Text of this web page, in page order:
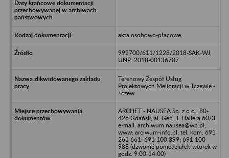
akta osobowo-płacowe
992700/611/1228/2018-SAK-WJ,
UNP: 2018-00136707
Terenowy Zespół Usług
Projektowych Melioracji w Tczewie -
Tczew
ARCHET - NAUSEA Sp. z o.o., 80-
426 Gdańsk, al. Gen. J. Hallera 60/3,
e-mail: archiwum.nausea@wp.pl,
www: arciwum-info.pl; tel. kom. 691
261 661; 691 100 399; 691 100
988 (dzwonić poniedziałek-wtorek w
godz. 9:00-14:00)